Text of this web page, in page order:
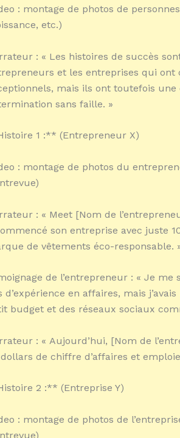
: montage de photos de
etc.)
: « Les histoires de succès
et les entreprises qui ont
mais ils ont toutefois
sans faille. »
1 :** (Entrepreneur X)
: montage de photos du
: « Meet [Nom de
son entreprise avec juste
de vêtements éco-responsable.
de l’entrepreneur : « Je me
d’expérience en affaires, mais
budget et des réseaux sociaux
: « Aujourd’hui, [Nom de
de chiffre d’affaires et
2 :** (Entreprise Y)
: montage de photos de